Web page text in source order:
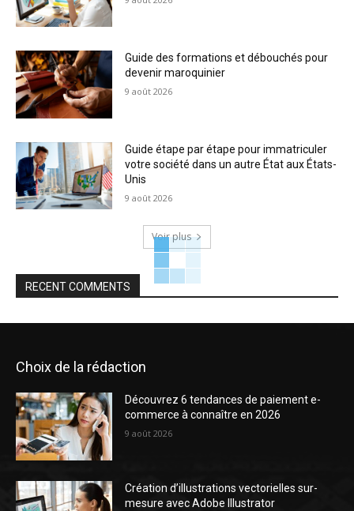
Guide des formations et débouchés pour
devenir maroquinier
9 août 2026
Guide étape par étape pour immatriculer
votre société dans un autre État aux États-
Unis
9 août 2026
Voir plus
RECENT COMMENTS
Choix de la rédaction
Découvrez 6 tendances de paiement e-
commerce à connaître en 2026
9 août 2026
Création d’illustrations vectorielles sur-
mesure avec Adobe Illustrator